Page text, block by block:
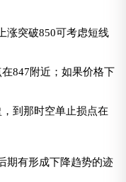
涨突破850可考虑短线
847附近；如果价格下
到那时空单止损点在
期有形成下降趋势的迹